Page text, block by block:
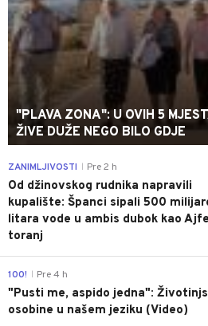
"PLAVA ZONA": U OVIH 5
ŽIVE DUŽE NEGO BILO GDJE
ZANIMLJIVOSTI Pre 2 h
Od džinovskog rudnika napravili
kupalište: Španci sipali 500
litara vode u ambis dubok kao
toranj
100! Pre 4 h
"Pusti me, aspido jedna":
osobine u našem jeziku (Video)